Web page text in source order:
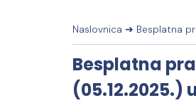
Naslovnica ➜ Besplatna
Besplatna
(05.12.2025.)